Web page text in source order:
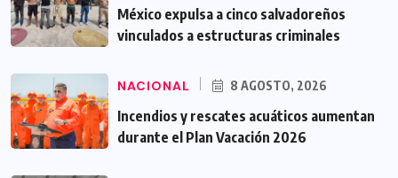
México expulsa a cinco salvadoreños
vinculados a estructuras criminales
NACIONAL 8 AGOSTO, 2026
Incendios y rescates acuáticos aumentan
durante el Plan Vacación 2026